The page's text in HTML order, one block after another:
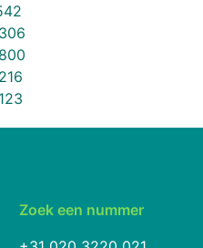
Zoek een nummer